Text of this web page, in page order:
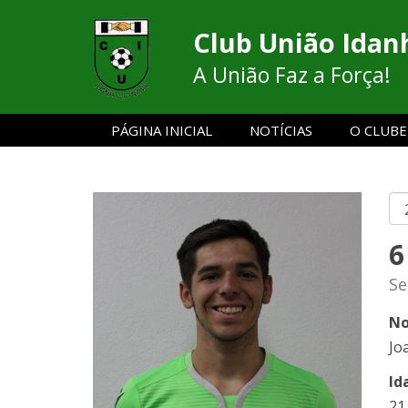
Club União
A União Faz a Força!
PÁGINA INICIAL NOTÍCIAS O CLUBE